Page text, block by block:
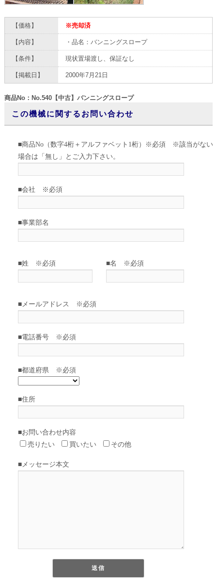
【価格】 ※売却済
【内容】 ・品名：バンニングスロープ
【条件】 現状置場渡し、保証なし
【掲載日】 2000年7月21日
商品No：No.540【中古】バンニングスロープ
この機械に関するお問い合わせ